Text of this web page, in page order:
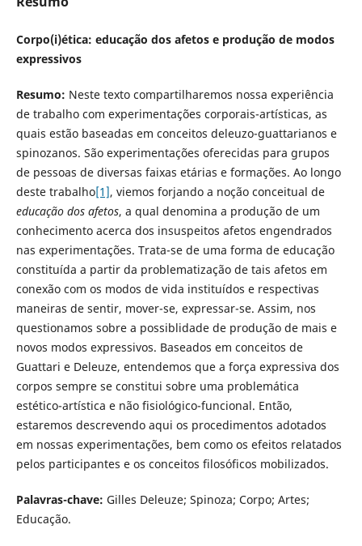
Corpo(i)ética: educação dos afetos e produção de modos
expressivos
Resumo: Neste texto compartilharemos nossa experiência
de trabalho com experimentações corporais-artísticas, as
quais estão baseadas em conceitos deleuzo-guattarianos e
spinozanos. São experimentações oferecidas para grupos
de pessoas de diversas faixas etárias e formações. Ao longo
deste trabalho[1], viemos forjando a noção conceitual de
educação dos afetos, a qual denomina a produção de um
conhecimento acerca dos insuspeitos afetos engendrados
nas experimentações. Trata-se de uma forma de educação
constituída a partir da problematização de tais afetos em
conexão com os modos de vida instituídos e respectivas
maneiras de sentir, mover-se, expressar-se. Assim, nos
questionamos sobre a possiblidade de produção de mais e
novos modos expressivos. Baseados em conceitos de
Guattari e Deleuze, entendemos que a força expressiva dos
corpos sempre se constitui sobre uma problemática
estético-artística e não fisiológico-funcional. Então,
estaremos descrevendo aqui os procedimentos adotados
em nossas experimentações, bem como os efeitos relatados
pelos participantes e os conceitos filosóficos mobilizados.
Palavras-chave: Gilles Deleuze; Spinoza; Corpo; Artes;
Educação.